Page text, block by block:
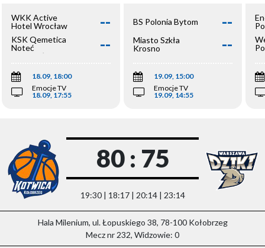
WKK Active
Hotel Wrocław
--
KSK Qemetica
Noteć
Inowrocław
--
18.09, 18:00
Emocje TV
18.09, 17:55
BS Polonia Bytom --
Miasto Szkła
Krosno
--
19.09, 15:00
Emocje TV
19.09, 14:55
80 : 75
19:30 | 18:17 | 20:14 | 23:14
Hala Milenium, ul. Łopuskiego 38, 78-100 Kołobrzeg
Mecz nr 232, Widzowie: 0